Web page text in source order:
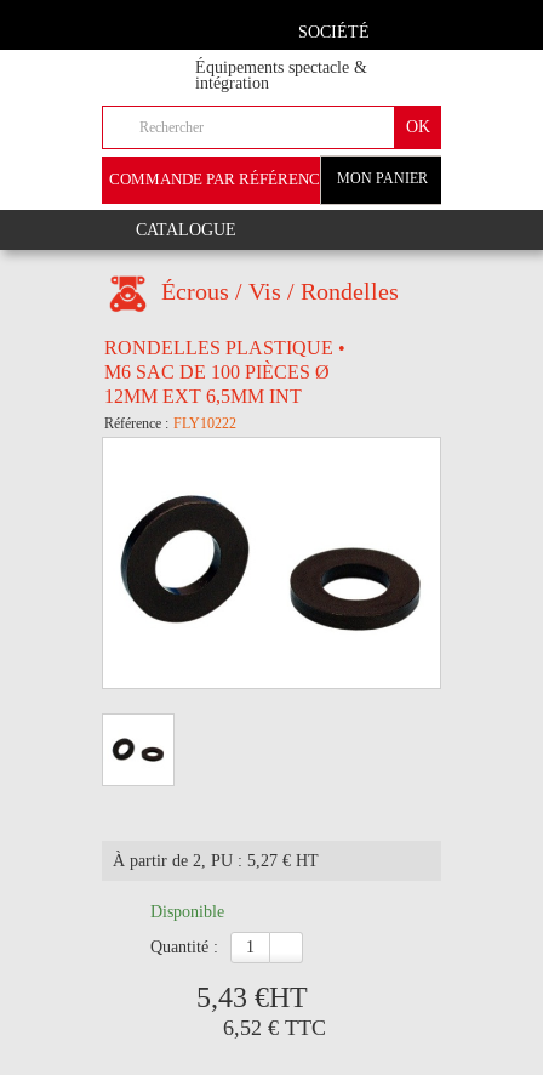
SOCIÉTÉ
Équipements spectacle &
intégration
MON PANIER
COMMANDE PAR RÉFÉRENCE
CATALOGUE
Écrous / Vis / Rondelles
RONDELLES PLASTIQUE •
M6 SAC DE 100 PIÈCES Ø
12MM EXT 6,5MM INT
Référence : FLY10222
À partir de 2, PU : 5,27 € HT
Disponible
quantité :
5,43 €HT
6,52 € TTC